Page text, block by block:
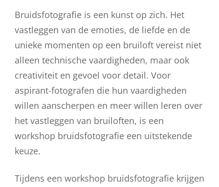
Bruidsfotografie is een kunst op zich. Het
vastleggen van de emoties, de liefde en de
unieke momenten op een bruiloft vereist niet
alleen technische vaardigheden, maar ook
creativiteit en gevoel voor detail. Voor
aspirant-fotografen die hun vaardigheden
willen aanscherpen en meer willen leren over
het vastleggen van bruiloften, is een
workshop bruidsfotografie een uitstekende
keuze.
Tijdens een workshop bruidsfotografie krijgen